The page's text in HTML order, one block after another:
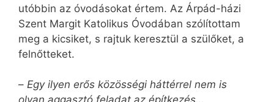
utóbbin az óvodásokat értem. Az Árpád-házi
Szent Margit Katolikus Óvodában szólítottam
meg a kicsiket, s rajtuk keresztül a szülőket, a
felnőtteket.
– Egy ilyen erős közösségi háttérrel nem is